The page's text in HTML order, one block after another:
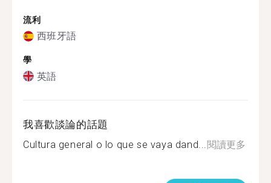
流利
西班牙語
學
英語
我喜歡談論的話題
Cultura general o lo que se vaya dand... 閱讀更多